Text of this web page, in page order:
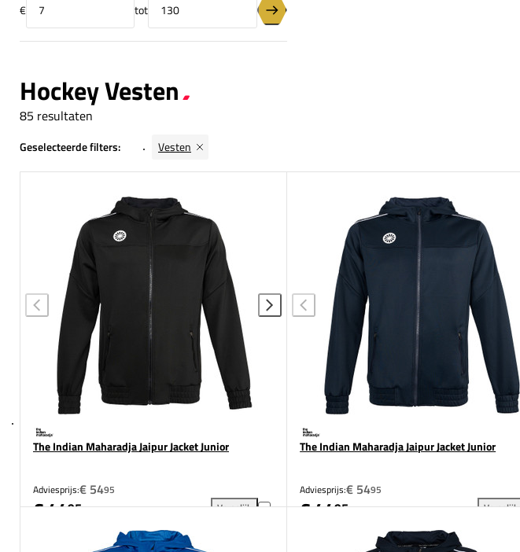
Minimumprijs
€ tot
Maximumprijs Prijsfilter toepassen
Hockey Vesten
85 resultaten
Geselecteerde filters: Vesten
The Indian Maharadja Jaipur Jacket Junior
Adviesprijs:€ 5495
€ 4495
Vergelijk
The Indian Maharadja Jaipur Jacket Junior
Adviesprijs:€ 5495
€ 4495
Vergelijk